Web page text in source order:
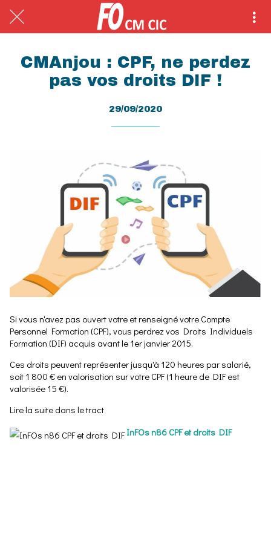
CMAnjou : CPF, ne perdez
pas vos droits DIF !
29/09/2020
Si vous n'avez pas ouvert votre et renseigné votre Compte
Personnel Formation (CPF), vous perdrez vos Droits Individuels
Formation (DIF) acquis avant le 1er janvier 2015.
Ces droits peuvent représenter jusqu'à 120 heures par salarié,
soit 1 800 € en valorisation sur votre CPF (1 heure de DIF est
valorisée 15 €).
Lire la suite dans le tract
InFOs n86 CPF et droits DIF